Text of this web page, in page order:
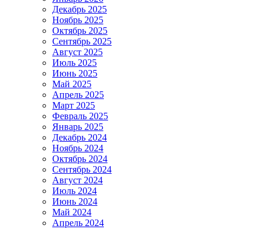
Декабрь 2025
Ноябрь 2025
Октябрь 2025
Сентябрь 2025
Август 2025
Июль 2025
Июнь 2025
Май 2025
Апрель 2025
Март 2025
Февраль 2025
Январь 2025
Декабрь 2024
Ноябрь 2024
Октябрь 2024
Сентябрь 2024
Август 2024
Июль 2024
Июнь 2024
Май 2024
Апрель 2024